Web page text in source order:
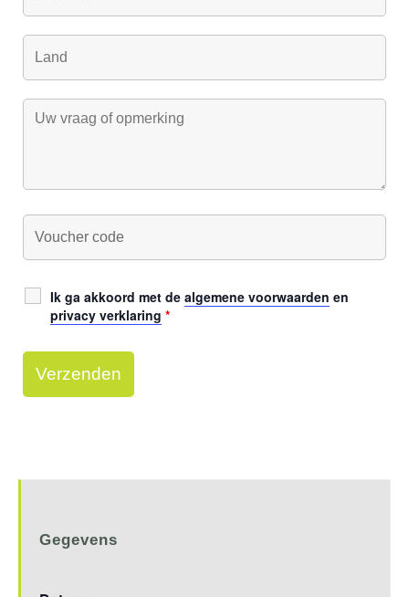
Ik ga akkoord met de algemene voorwaarden en
privacy verklaring *
Gegevens